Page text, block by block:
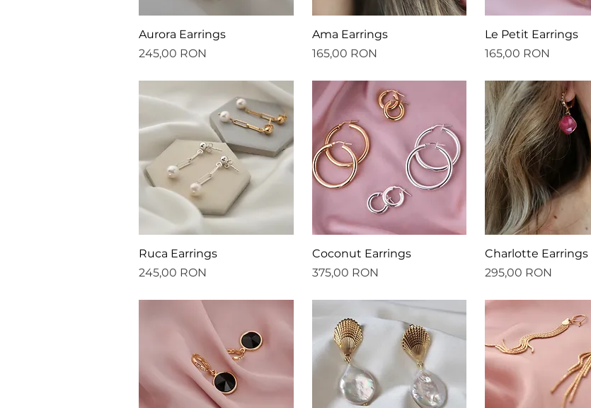
Afișare rapidă
Aurora Earrings
Preț
245,00 RON
Afișare rapidă
Ama Earrings
Preț
165,00 RON
Afișare rapidă
Le Petit Earrings
Preț
165,00 RON
Afișare rapidă
Ruca Earrings
Preț
245,00 RON
Afișare rapidă
Coconut Earrings
Preț
375,00 RON
Afișare rapidă
Charlotte Earrings
Preț
295,00 RON